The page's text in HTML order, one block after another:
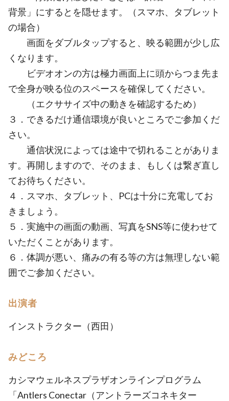
背景」にするとを隠せます。（スマホ、タブレット
の場合）
画面をダブルタップすると、映る範囲が少し広
くなります。
ビデオオンの方は極力画面上に頭からつま先ま
で全身が映る位のスペースを確保してください。
（エクササイズ中の動きを確認するため）
３．できるだけ通信環境が良いところでご参加くだ
さい。
通信状況によっては途中で切れることがありま
す。再開しますので、そのまま、もしくは繋ぎ直し
てお待ちください。
４．スマホ、タブレット、PCは十分に充電してお
きましょう。
５．実施中の画面の動画、写真をSNS等に使わせて
いただくことがあります。
６．体調が悪い、痛みの有る等の方は無理しない範
囲でご参加ください。
出演者
インストラクター（西田）
みどころ
カシマウェルネスプラザオンラインプログラム
「Antlers Conectar（アントラーズコネキター